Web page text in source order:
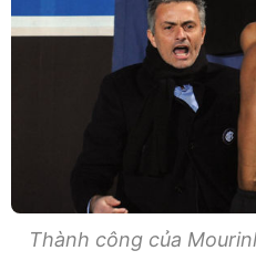
Thành công của